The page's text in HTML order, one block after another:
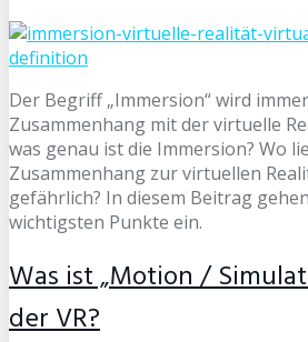
Der Begriff „Immersion“ wird
Zusammenhang mit der virtuelle
was genau ist die Immersion? Wo
Zusammenhang zur virtuellen
gefährlich? In diesem Beitrag
wichtigsten Punkte ein.
Was ist „Motion /
der VR?